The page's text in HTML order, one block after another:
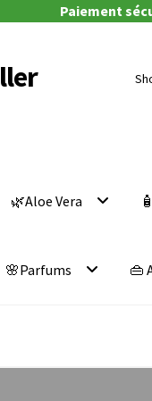
Paiement
🌿Aloe Vera
🌸Parfums 👜